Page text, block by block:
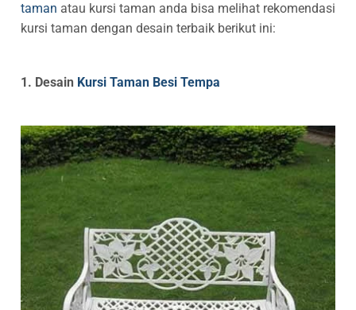
taman atau kursi taman anda bisa melihat rekomendasi
kursi taman dengan desain terbaik berikut ini:
1. Desain Kursi Taman Besi Tempa